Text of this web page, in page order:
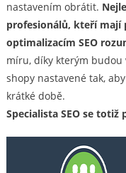
nastavením obrátit.
profesionálů, kteří mají
optimalizacím SEO
míru, díky kterým budou
shopy nastavené tak,
krátké době.
Specialista SEO se totiž